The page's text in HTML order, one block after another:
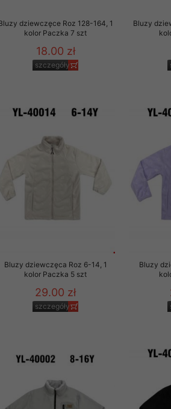
dziewczęce Roz 128-164, 1
kolor Paczka 7 szt
18.00 zł
szczegóły
Bluzy
Bluzy dziewczęca Roz 6-14, 1
kolor Paczka 5 szt
29.00 zł
szczegóły
Bluzy